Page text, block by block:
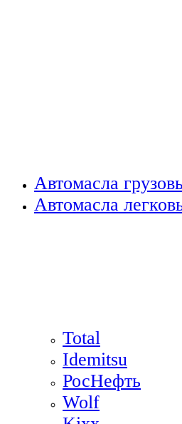
Автомасла
Автомасла
Total
Idemitsu
РосНефть
Wolf